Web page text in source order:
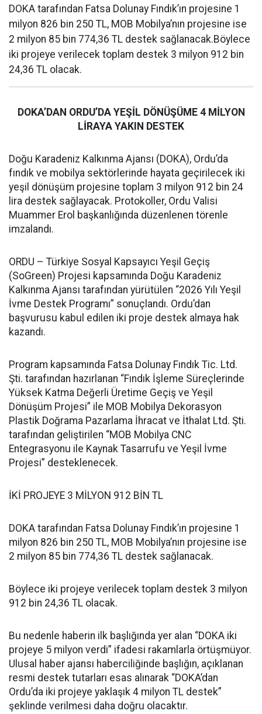
DOKA tarafından Fatsa Dolunay Fındık’ın projesine 1
milyon 826 bin 250 TL, MOB Mobilya’nın projesine ise
2 milyon 85 bin 774,36 TL destek sağlanacak.Böylece
iki projeye verilecek toplam destek 3 milyon 912 bin
24,36 TL olacak.
DOKA’DAN ORDU’DA YEŞİL DÖNÜŞÜME 4 MİLYON
LİRAYA YAKIN DESTEK
Doğu Karadeniz Kalkınma Ajansı (DOKA), Ordu’da
fındık ve mobilya sektörlerinde hayata geçirilecek iki
yeşil dönüşüm projesine toplam 3 milyon 912 bin 24
lira destek sağlayacak. Protokoller, Ordu Valisi
Muammer Erol başkanlığında düzenlenen törenle
imzalandı.
ORDU – Türkiye Sosyal Kapsayıcı Yeşil Geçiş
(SoGreen) Projesi kapsamında Doğu Karadeniz
Kalkınma Ajansı tarafından yürütülen “2026 Yılı Yeşil
İvme Destek Programı” sonuçlandı. Ordu’dan
başvurusu kabul edilen iki proje destek almaya hak
kazandı.
Program kapsamında Fatsa Dolunay Fındık Tic. Ltd.
Şti. tarafından hazırlanan “Fındık İşleme Süreçlerinde
Yüksek Katma Değerli Üretime Geçiş ve Yeşil
Dönüşüm Projesi” ile MOB Mobilya Dekorasyon
Plastik Doğrama Pazarlama İhracat ve İthalat Ltd. Şti.
tarafından geliştirilen “MOB Mobilya CNC
Entegrasyonu ile Kaynak Tasarrufu ve Yeşil İvme
Projesi” desteklenecek.
İKİ PROJEYE 3 MİLYON 912 BİN TL
DOKA tarafından Fatsa Dolunay Fındık’ın projesine 1
milyon 826 bin 250 TL, MOB Mobilya’nın projesine ise
2 milyon 85 bin 774,36 TL destek sağlanacak.
Böylece iki projeye verilecek toplam destek 3 milyon
912 bin 24,36 TL olacak.
Bu nedenle haberin ilk başlığında yer alan “DOKA iki
projeye 5 milyon verdi” ifadesi rakamlarla örtüşmüyor.
Ulusal haber ajansı haberciliğinde başlığın, açıklanan
resmi destek tutarları esas alınarak “DOKA’dan
Ordu’da iki projeye yaklaşık 4 milyon TL destek”
şeklinde verilmesi daha doğru olacaktır.